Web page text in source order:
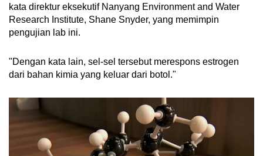
kata direktur eksekutif Nanyang Environment and Water
Research Institute, Shane Snyder, yang memimpin
pengujian lab ini.
"Dengan kata lain, sel-sel tersebut merespons estrogen
dari bahan kimia yang keluar dari botol."